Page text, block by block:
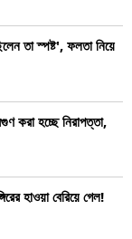
তা স্পষ্ট', ফলতা নিয়ে
হচ্ছে নিরাপত্তা,
হাওয়া বেরিয়ে গেল!